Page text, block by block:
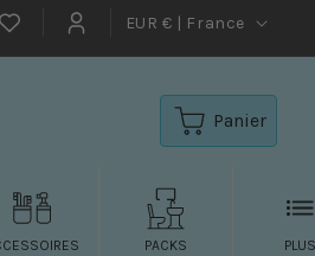
Favoritos Connexion EUR € | France
PACKS PLUS
Panier